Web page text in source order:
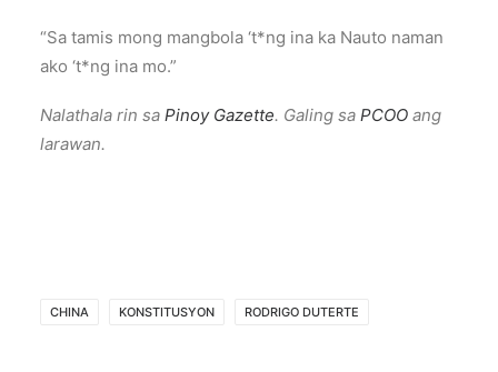
“Sa tamis mong mangbola ‘t*ng ina ka Nauto naman
ako ‘t*ng ina mo.”
Nalathala rin sa Pinoy Gazette. Galing sa PCOO ang
larawan.
CHINA KONSTITUSYON RODRIGO DUTERTE